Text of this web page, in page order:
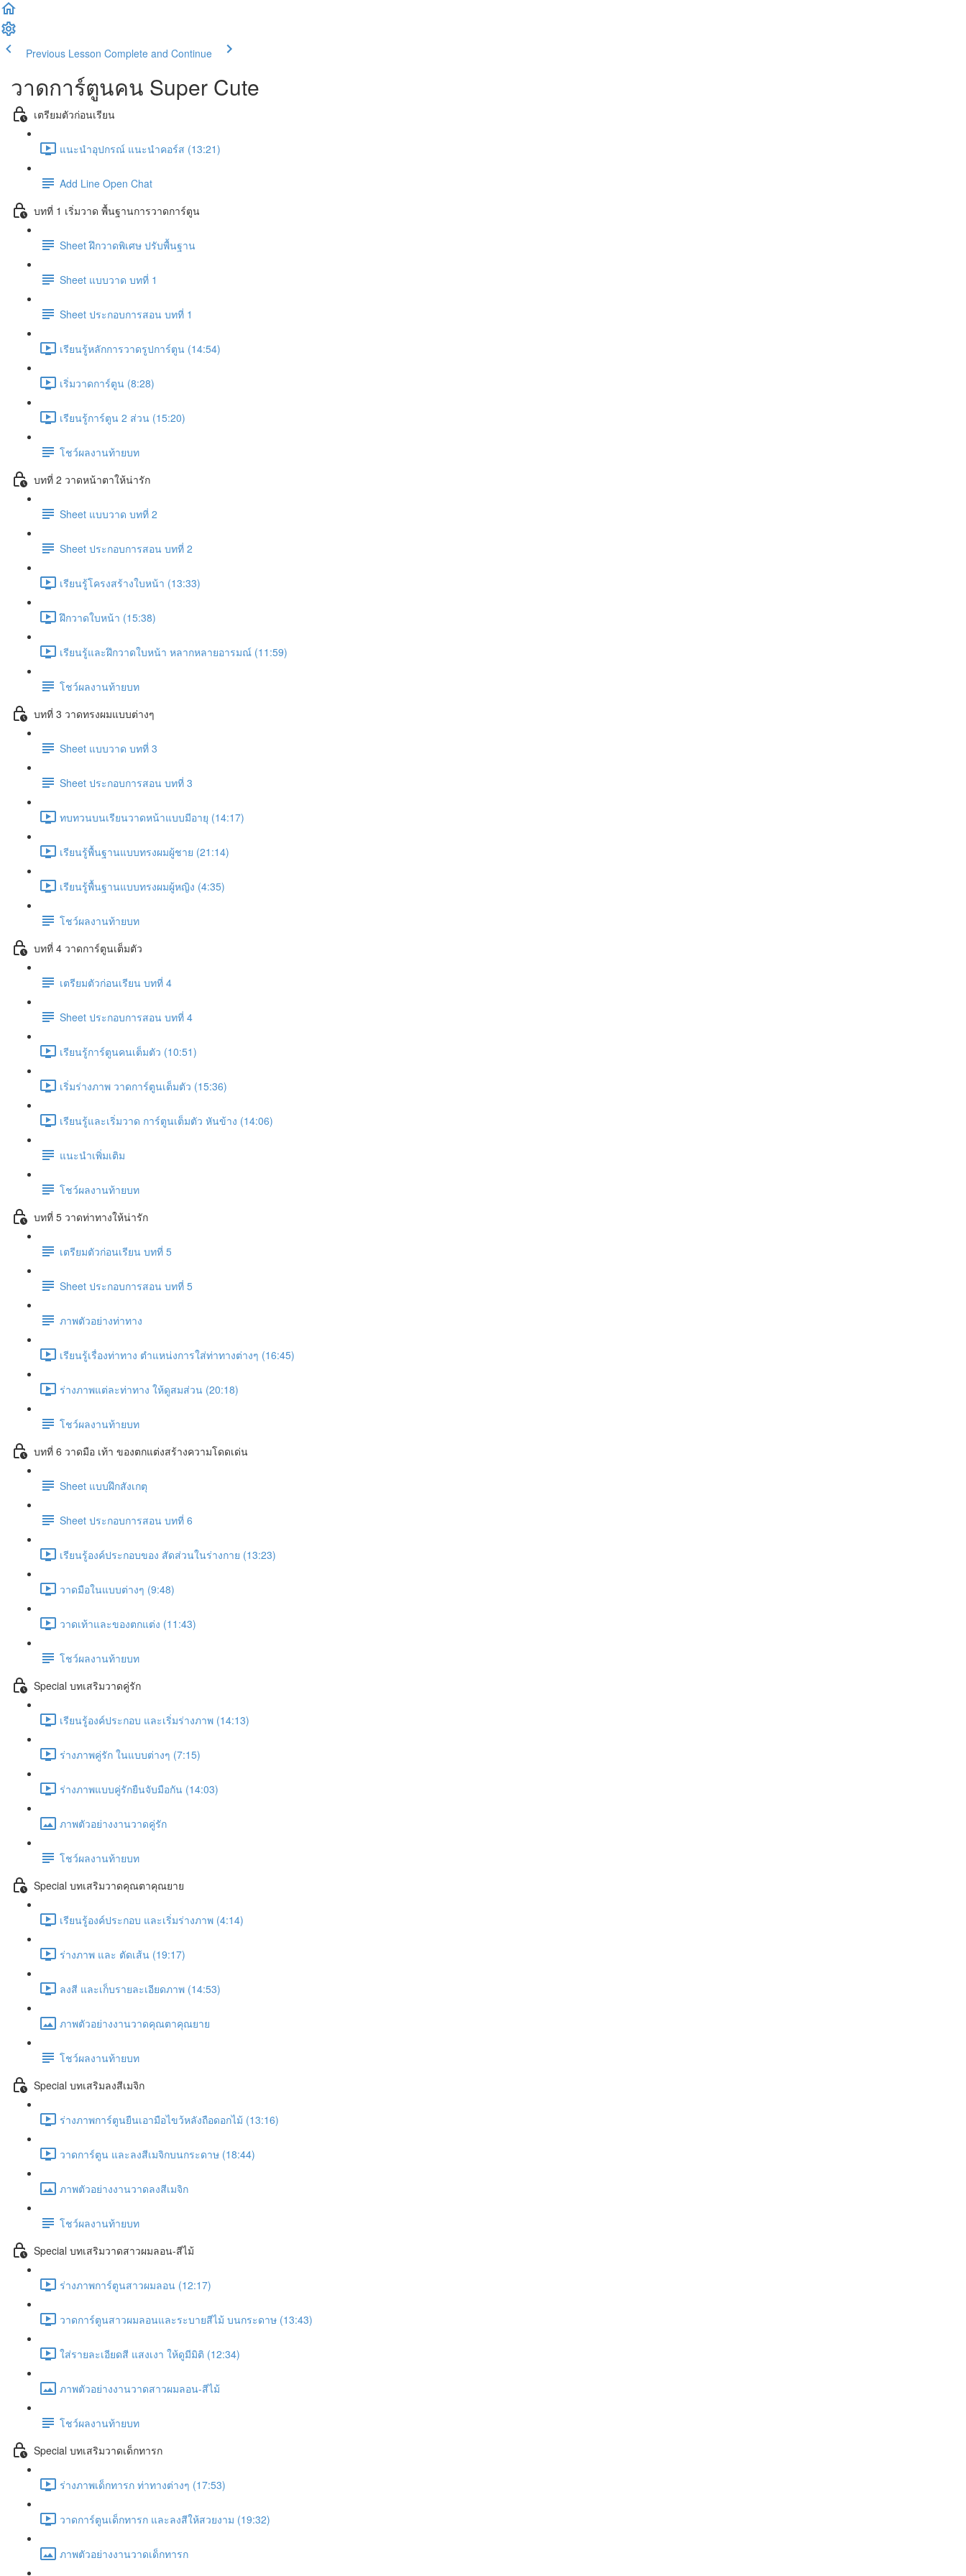
Previous Lesson Complete and Continue
วาดการ์ตูนคน Super Cute
เตรียมตัวก่อนเรียน
แนะนำอุปกรณ์ แนะนำคอร์ส (13:21)
Add Line Open Chat
บทที่ 1 เริ่มวาด พื้นฐานการวาดการ์ตูน
Sheet ฝึกวาดพิเศษ ปรับพื้นฐาน
Sheet แบบวาด บทที่ 1
Sheet ประกอบการสอน บทที่ 1
เรียนรู้หลักการวาดรูปการ์ตูน (14:54)
เริ่มวาดการ์ตูน (8:28)
เรียนรู้การ์ตูน 2 ส่วน (15:20)
โชว์ผลงานท้ายบท
บทที่ 2 วาดหน้าตาให้น่ารัก
Sheet แบบวาด บทที่ 2
Sheet ประกอบการสอน บทที่ 2
เรียนรู้โครงสร้างใบหน้า (13:33)
ฝึกวาดใบหน้า (15:38)
เรียนรู้และฝึกวาดใบหน้า หลากหลายอารมณ์ (11:59)
โชว์ผลงานท้ายบท
บทที่ 3 วาดทรงผมแบบต่างๆ
Sheet แบบวาด บทที่ 3
Sheet ประกอบการสอน บทที่ 3
ทบทวนบนเรียนวาดหน้าแบบมีอายุ (14:17)
เรียนรู้พื้นฐานแบบทรงผมผู้ชาย (21:14)
เรียนรู้พื้นฐานแบบทรงผมผู้หญิง (4:35)
โชว์ผลงานท้ายบท
บทที่ 4 วาดการ์ตูนเต็มตัว
เตรียมตัวก่อนเรียน บทที่ 4
Sheet ประกอบการสอน บทที่ 4
เรียนรู้การ์ตูนคนเต็มตัว (10:51)
เริ่มร่างภาพ วาดการ์ตูนเต็มตัว (15:36)
เรียนรู้และเริ่มวาด การ์ตูนเต็มตัว หันข้าง (14:06)
แนะนำเพิ่มเติม
โชว์ผลงานท้ายบท
บทที่ 5 วาดท่าทางให้น่ารัก
เตรียมตัวก่อนเรียน บทที่ 5
Sheet ประกอบการสอน บทที่ 5
ภาพตัวอย่างท่าทาง
เรียนรู้เรื่องท่าทาง ตำแหน่งการใส่ท่าทางต่างๆ (16:45)
ร่างภาพแต่ละท่าทาง ให้ดูสมส่วน (20:18)
โชว์ผลงานท้ายบท
บทที่ 6 วาดมือ เท้า ของตกแต่งสร้างความโดดเด่น
Sheet แบบฝึกสังเกตุ
Sheet ประกอบการสอน บทที่ 6
เรียนรู้องค์ประกอบของ สัดส่วนในร่างกาย (13:23)
วาดมือในแบบต่างๆ (9:48)
วาดเท้าและของตกแต่ง (11:43)
โชว์ผลงานท้ายบท
Special บทเสริมวาดคู่รัก
เรียนรู้องค์ประกอบ และเริ่มร่างภาพ (14:13)
ร่างภาพคู่รัก ในแบบต่างๆ (7:15)
ร่างภาพแบบคู่รักยืนจับมือกัน (14:03)
ภาพตัวอย่างงานวาดคู่รัก
โชว์ผลงานท้ายบท
Special บทเสริมวาดคุณตาคุณยาย
เรียนรู้องค์ประกอบ และเริ่มร่างภาพ (4:14)
ร่างภาพ และ ตัดเส้น (19:17)
ลงสี และเก็บรายละเอียดภาพ (14:53)
ภาพตัวอย่างงานวาดคุณตาคุณยาย
โชว์ผลงานท้ายบท
Special บทเสริมลงสีเมจิก
ร่างภาพการ์ตูนยืนเอามือไขว้หลังถือดอกไม้ (13:16)
วาดการ์ตูน และลงสีเมจิกบนกระดาษ (18:44)
ภาพตัวอย่างงานวาดลงสีเมจิก
โชว์ผลงานท้ายบท
Special บทเสริมวาดสาวผมลอน-สีไม้
ร่างภาพการ์ตูนสาวผมลอน (12:17)
วาดการ์ตูนสาวผมลอนและระบายสีไม้ บนกระดาษ (13:43)
ใส่รายละเอียดสี แสงเงา ให้ดูมีมิติ (12:34)
ภาพตัวอย่างงานวาดสาวผมลอน-สีไม้
โชว์ผลงานท้ายบท
Special บทเสริมวาดเด็กทารก
ร่างภาพเด็กทารก ท่าทางต่างๆ (17:53)
วาดการ์ตูนเด็กทารก และลงสีให้สวยงาม (19:32)
ภาพตัวอย่างงานวาดเด็กทารก